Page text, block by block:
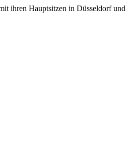
ihren Hauptsitzen in Düsseldorf und